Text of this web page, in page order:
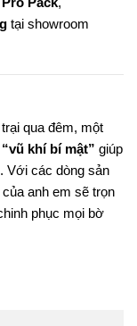
tại showroom
qua đêm, một
“vũ khí bí mật” giúp
Với các dòng sản
anh em sẽ trọn
phục mọi bờ